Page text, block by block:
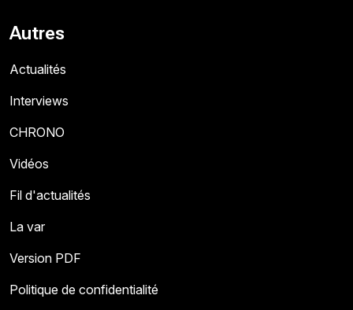
Autres
Actualités
Interviews
CHRONO
Vidéos
Fil d'actualités
La var
Version PDF
Politique de confidentialité